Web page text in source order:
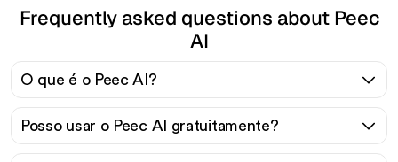
Frequently asked questions about Peec
AI
O que é o Peec AI?
Posso usar o Peec AI gratuitamente?